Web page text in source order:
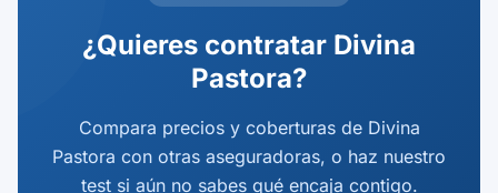
¿Quieres contratar Divina
Pastora?
Compara precios y coberturas de Divina
Pastora con otras aseguradoras, o haz nuestro
test si aún no sabes qué encaja contigo.